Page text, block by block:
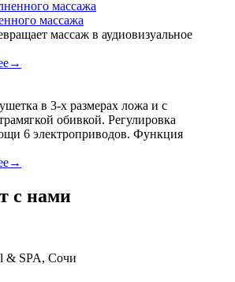
массажа
массаж в аудиовизуальное
→
в 3-х размерах ложа и с
обивкой. Регулировка
6 электроприводов. Функция
→
с нами
& SPA, Сочи